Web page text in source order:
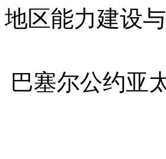
地区能力建设
巴塞尔公约亚